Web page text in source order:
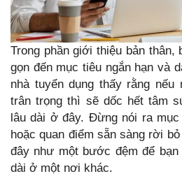
Trong phần giới thiệu bản thân,
gọn đến mục tiêu ngắn hạn và
nhà tuyển dụng thấy rằng
trân trọng thì sẽ dốc hết tâm
lâu dài ở đây. Đừng nói ra mục
hoặc quan điểm sẵn sàng rời
đây như một bước đệm để
dài ở một nơi khác.